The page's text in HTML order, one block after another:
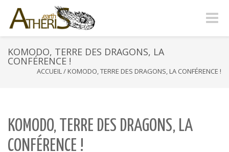
-
KOMODO, TERRE DES DRAGONS, LA
CONFÉRENCE !
ACCUEIL/ KOMODO, TERRE DES DRAGONS, LA CONFÉRENCE !
KOMODO, TERRE DES DRAGONS, LA
CONFÉRENCE !